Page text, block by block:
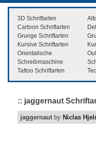
3D Schriftarten
Cartoon Schriftarten
Grunge Schriftarten
Kursive Schriftarten
Orientalische
Schreibmaschine
Tattoo Schriftarten
:: jaggernaut
jaggernaut by Niclas